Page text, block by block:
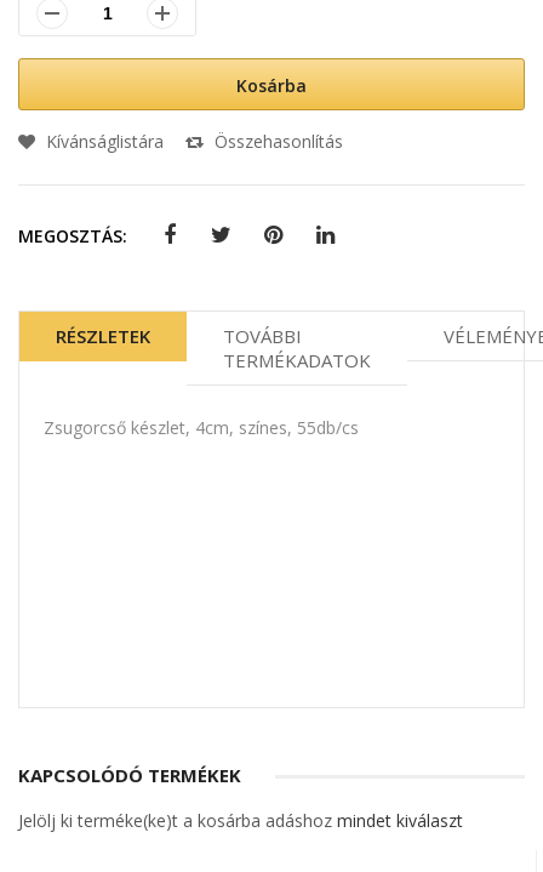
Kosárba
Kívánságlistára Összehasonlítás
MEGOSZTÁS:
RÉSZLETEK
TOVÁBBI
TERMÉKADATOK
Zsugorcső készlet, 4cm, színes, 55db/cs
KAPCSOLÓDÓ TERMÉKEK
Jelölj ki terméke(ke)t a kosárba adáshoz mindet kiválaszt